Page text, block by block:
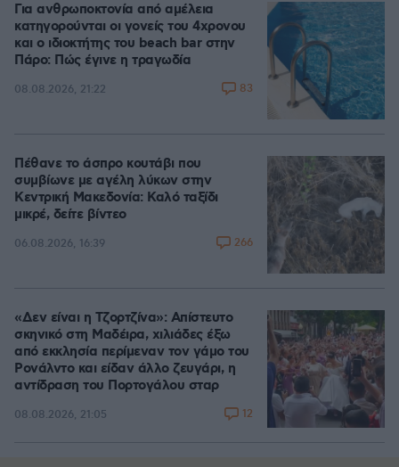
Για ανθρωποκτονία από αμέλεια
κατηγορούνται οι γονείς του 4χρονου
και ο ιδιοκτήτης του beach bar στην
Πάρο: Πώς έγινε η τραγωδία
08.08.2026, 21:22 83
Πέθανε το άσπρο κουτάβι που
συμβίωνε με αγέλη λύκων στην
Κεντρική Μακεδονία: Καλό ταξίδι
μικρέ, δείτε βίντεο
06.08.2026, 16:39 266
«Δεν είναι η Τζορτζίνα»: Απίστευτο
σκηνικό στη Μαδέιρα, χιλιάδες έξω
από εκκλησία περίμεναν τον γάμο του
Ρονάλντο και είδαν άλλο ζευγάρι, η
αντίδραση του Πορτογάλου σταρ
08.08.2026, 21:05 12